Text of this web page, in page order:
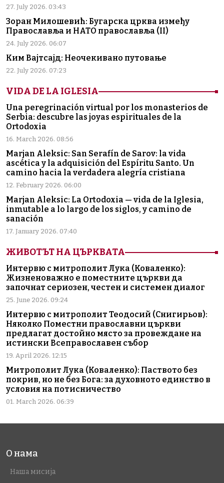
27. July 2026. 03:43
Зоран Милошевић: Бугарска црква између
Православља и НАТО православља (II)
24. July 2026. 06:07
Ким Вајтсајд: Неочекивано путовање
22. July 2026. 07:23
VIDA DE LA IGLESIA
Una peregrinación virtual por los monasterios de
Serbia: descubre las joyas espirituales de la
Ortodoxia
16. March 2026. 08:56
Marjan Aleksic: San Serafín de Sarov: la vida
ascética y la adquisición del Espíritu Santo. Un
camino hacia la verdadera alegría cristiana
12. February 2026. 06:00
Marjan Aleksic: La Ortodoxia — vida de la Iglesia,
inmutable a lo largo de los siglos, y camino de
sanación
17. January 2026. 07:40
ЖИВОТЪТ НА ЦЪРКВАТА
Интервю с митрополит Лука (Коваленко):
Жизненоважно е поместните църкви да
започнат сериозен, честен и системен диалог
25. June 2026. 09:24
Интервю с митрополит Теодосий (Снигирьов):
Няколко Поместни православни църкви
предлагат достойно място за провеждане на
истински Всеправославен събор
19. April 2026. 12:15
Митрополит Лука (Коваленко): Паството без
покрив, но не без Бога: за духовното единство в
условия на потисничество
01. March 2026. 06:39
О нама
Наша мисија